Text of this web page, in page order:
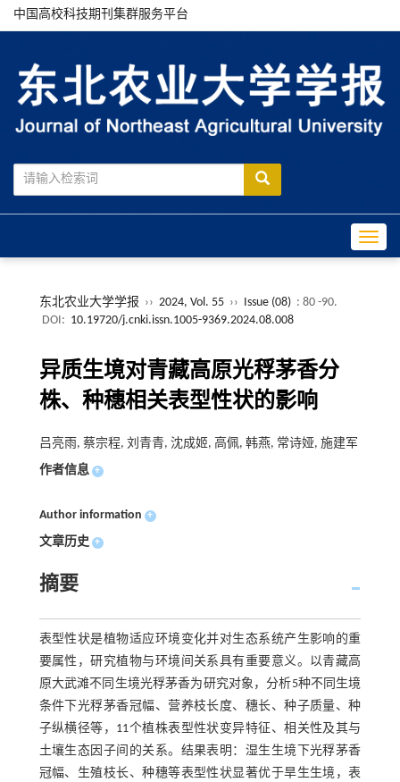
中国高校科技期刊集群服务平台
东北农业大学学报 ›› 2024, Vol. 55 ›› Issue (08) : 80 -90.
DOI: 10.19720/j.cnki.issn.1005-9369.2024.08.008
异质生境对青藏高原光稃茅香分
株、种穗相关表型性状的影响
吕亮雨, 蔡宗程, 刘青青, 沈成姬, 高佩, 韩燕, 常诗娅, 施建军
作者信息 +
Author information +
文章历史 +
摘要
表型性状是植物适应环境变化并对生态系统产生影响的重
要属性，研究植物与环境间关系具有重要意义。以青藏高
原大武滩不同生境光稃茅香为研究对象，分析5种不同生境
条件下光稃茅香冠幅、营养枝长度、穗长、种子质量、种
子纵横径等，11个植株表型性状变异特征、相关性及其与
土壤生态因子间的关系。结果表明：湿生生境下光稃茅香
冠幅、生殖枝长、种穗等表型性状显著优于旱生生境，表